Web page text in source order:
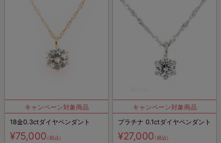
18金0.3ctダイヤペンダント
¥75,000（税込）
プラチナ 0.1ctダイヤペンダント
¥27,000（税込）